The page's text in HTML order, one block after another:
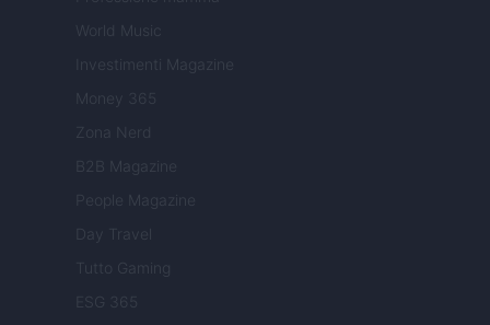
World Music
Investimenti Magazine
Money 365
Zona Nerd
B2B Magazine
People Magazine
Day Travel
Tutto Gaming
ESG 365